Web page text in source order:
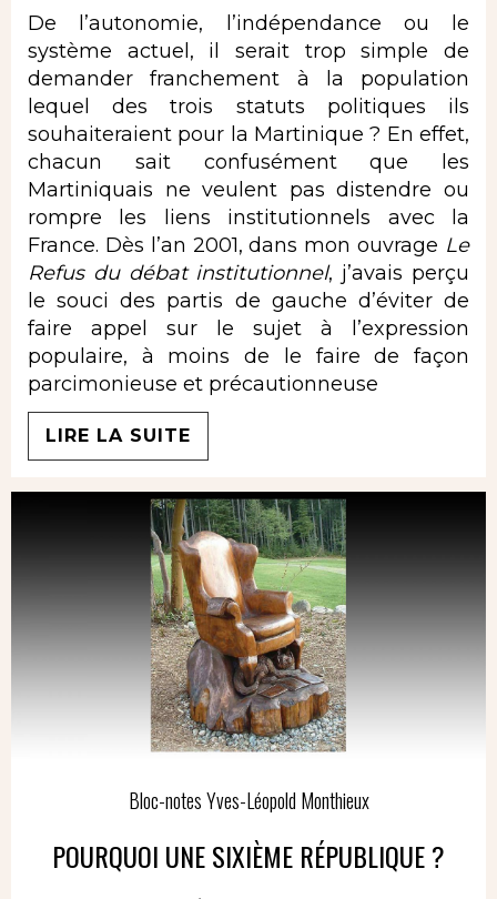
De l’autonomie, l’indépendance ou le
système actuel, il serait trop simple de
demander franchement à la population
lequel des trois statuts politiques ils
souhaiteraient pour la Martinique ? En effet,
chacun sait confusément que les
Martiniquais ne veulent pas distendre ou
rompre les liens institutionnels avec la
France. Dès l’an 2001, dans mon ouvrage Le
Refus du débat institutionnel, j’avais perçu
le souci des partis de gauche d’éviter de
faire appel sur le sujet à l’expression
populaire, à moins de le faire de façon
parcimonieuse et précautionneuse
LIRE LA SUITE
Bloc-notes Yves-Léopold Monthieux
POURQUOI UNE SIXIÈME RÉPUBLIQUE ?